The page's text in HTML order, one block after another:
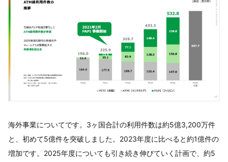
海外事業についてです。3ヶ国合計の利用件数は約5億3,200万件
と、初めて5億件を突破しました。2023年度に比べると約1億件の
増加です。2025年度についても引き続き伸びていく計画で、約5